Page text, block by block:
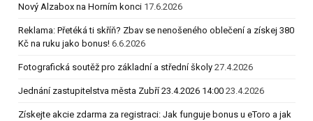
Nový Alzabox na Horním konci 17.6.2026
Reklama: Přetéká ti skříň? Zbav se nenošeného oblečení a získej 380
Kč na ruku jako bonus! 6.6.2026
Fotografická soutěž pro základní a střední školy 27.4.2026
Jednání zastupitelstva města Zubří 23.4.2026 14:00 23.4.2026
Získejte akcie zdarma za registraci: Jak funguje bonus u eToro a jak